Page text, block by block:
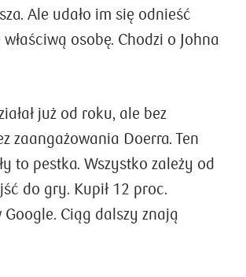
Ale udało im się odnieść
osobę. Chodzi o Johna
już od roku, ale bez
zaangażowania Doerra. Ten
to pestka. Wszystko zależy od
do gry. Kupił 12 proc.
Google. Ciąg dalszy znają